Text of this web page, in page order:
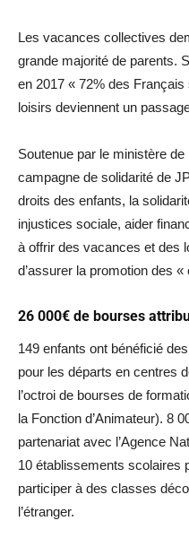
Les vacances collectives
grande majorité de parents.
en 2017 « 72% des
loisirs deviennent un
Soutenue par le ministère de
campagne de solidarité de
droits des enfants, la
injustices sociale, aider
à offrir des vacances et des
d’assurer la promotion des «
26 000€ de bourses
149 enfants ont bénéficié
pour les départs en centres
l’octroi de bourses de
la Fonction d’Animateur). 8
partenariat avec l’Agence
10 établissements scolaires
participer à des classes
l’étranger.